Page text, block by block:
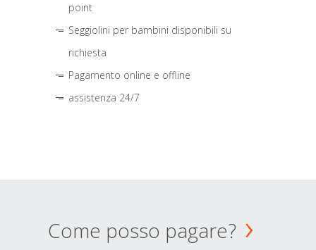
point
Seggiolini per bambini disponibili su
richiesta
Pagamento online e offline
assistenza 24/7
Come posso pagare?